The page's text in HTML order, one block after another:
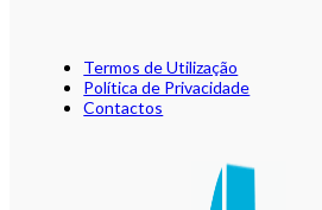
Termos de Utilização
Política de Privacidade
Contactos